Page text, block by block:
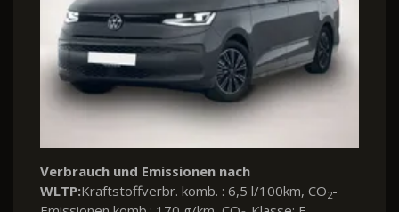
Verbrauch und Emissionen nach
WLTP:Kraftstoffverbr. komb. : 6,5 l/100km, CO2-